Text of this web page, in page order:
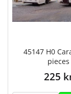
45147 H0
pieces
225